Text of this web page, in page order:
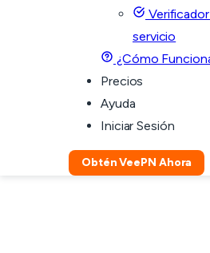
servicio
¿Cómo
Precios
Ayuda
Iniciar Sesión
Obtén VeePN Ahora